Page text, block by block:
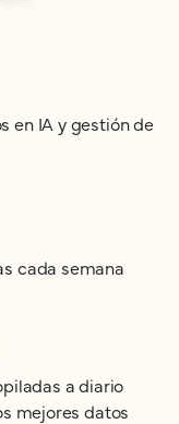
en IA y gestión de
cada semana
a diario
mejores datos